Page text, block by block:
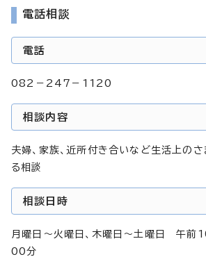
電話相談
電話
082－247－1120
相談内容
夫婦、家族、近所付き合いなど生活上の
る相談
相談日時
月曜日～火曜日、木曜日～土曜日 午
00分